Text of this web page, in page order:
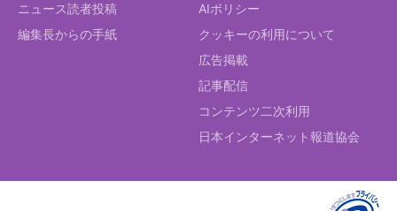
ニュース読者投稿
編集長からの手紙
AIポリシー
クッキーの利用について
広告掲載
記事配信
コンテンツ二次利用
日本インターネット報道協会